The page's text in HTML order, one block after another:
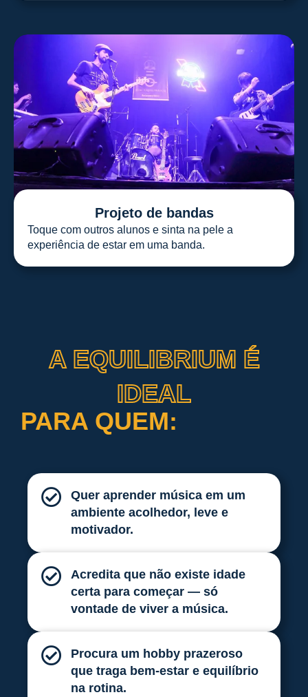
Projeto de bandas
Toque com outros alunos e sinta na pele a
experiência de estar em uma banda.
A EQUILIBRIUM É
IDEAL
PARA QUEM:
Quer aprender música em um
ambiente acolhedor, leve e
motivador.
Acredita que não existe idade
certa para começar — só
vontade de viver a música.
Procura um hobby prazeroso
que traga bem-estar e equilíbrio
na rotina.